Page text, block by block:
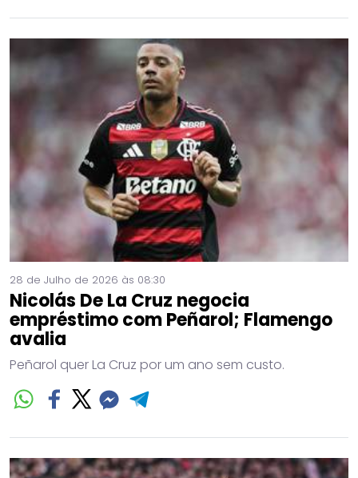
28 de Julho de 2026 às 08:30
Nicolás De La Cruz negocia
empréstimo com Peñarol; Flamengo
avalia
Peñarol quer La Cruz por um ano sem custo.